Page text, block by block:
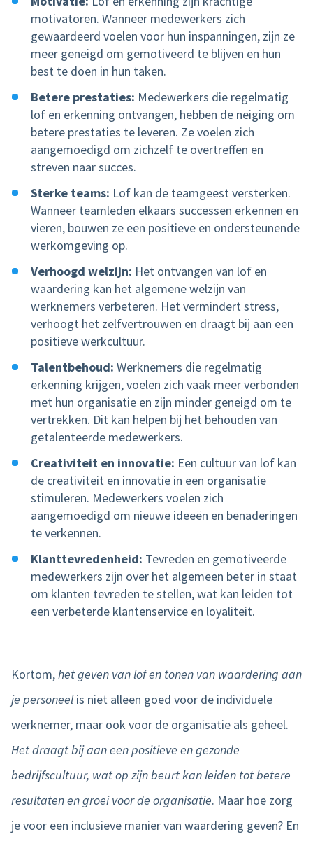
motivatoren. Wanneer medewerkers zich
gewaardeerd voelen voor hun inspanningen, zijn ze
meer geneigd om gemotiveerd te blijven en hun
best te doen in hun taken.
Betere prestaties: Medewerkers die regelmatig
lof en erkenning ontvangen, hebben de neiging om
betere prestaties te leveren. Ze voelen zich
aangemoedigd om zichzelf te overtreffen en
streven naar succes.
Sterke teams: Lof kan de teamgeest versterken.
Wanneer teamleden elkaars successen erkennen en
vieren, bouwen ze een positieve en ondersteunende
werkomgeving op.
Verhoogd welzijn: Het ontvangen van lof en
waardering kan het algemene welzijn van
werknemers verbeteren. Het vermindert stress,
verhoogt het zelfvertrouwen en draagt bij aan een
positieve werkcultuur.
Talentbehoud: Werknemers die regelmatig
erkenning krijgen, voelen zich vaak meer verbonden
met hun organisatie en zijn minder geneigd om te
vertrekken. Dit kan helpen bij het behouden van
getalenteerde medewerkers.
Creativiteit en innovatie: Een cultuur van lof kan
de creativiteit en innovatie in een organisatie
stimuleren. Medewerkers voelen zich
aangemoedigd om nieuwe ideeën en benaderingen
te verkennen.
Klanttevredenheid: Tevreden en gemotiveerde
medewerkers zijn over het algemeen beter in staat
om klanten tevreden te stellen, wat kan leiden tot
een verbeterde klantenservice en loyaliteit.
Kortom,het geven van lof en tonen van waardering aan
je personeelis niet alleen goed voor de individuele
werknemer, maar ook voor de organisatie als geheel.
Het draagt bij aan een positieve en gezonde
bedrijfscultuur, wat op zijn beurt kan leiden tot betere
resultaten en groei voor de organisatie. Maar hoe zorg
je voor een inclusieve manier van waardering geven? En